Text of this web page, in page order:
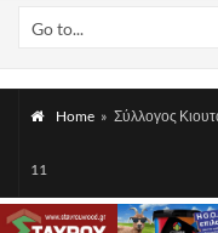
Go to...
Home » Σύλλογος
11